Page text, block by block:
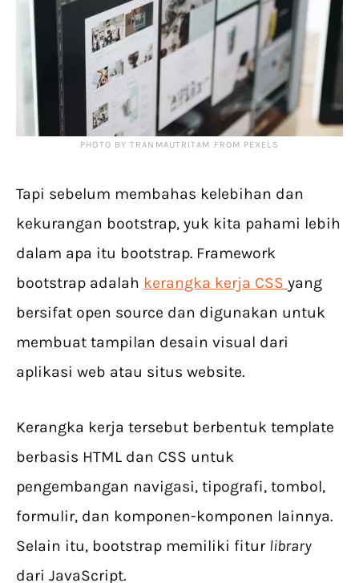
PHOTO BY TRANMAUTRITAM FROM PEXELS
Tapi sebelum membahas kelebihan dan
kekurangan bootstrap, yuk kita pahami lebih
dalam apa itu bootstrap. Framework
bootstrap adalah kerangka kerja CSS yang
bersifat open source dan digunakan untuk
membuat tampilan desain visual dari
aplikasi web atau situs website.
Kerangka kerja tersebut berbentuk template
berbasis HTML dan CSS untuk
pengembangan navigasi, tipografi, tombol,
formulir, dan komponen-komponen lainnya.
Selain itu, bootstrap memiliki fitur library
dari JavaScript.